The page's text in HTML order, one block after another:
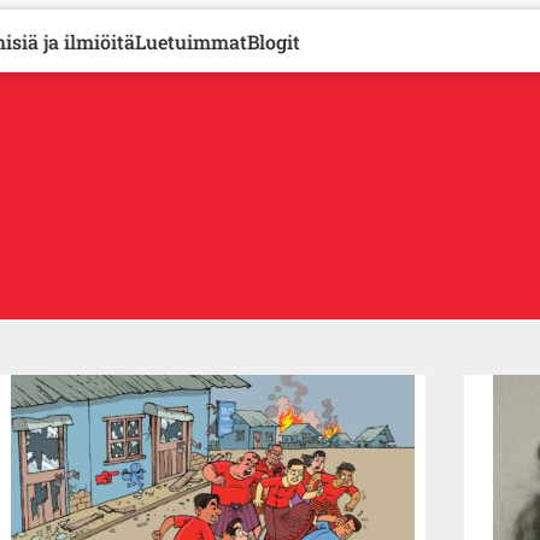
ja ilmiöitäLuetuimmatBlogit